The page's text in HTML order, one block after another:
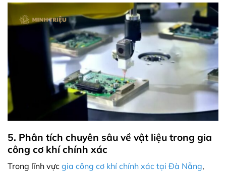
5. Phân tích chuyên sâu về vật liệu trong gia
công cơ khí chính xác
Trong lĩnh vực gia công cơ khí chính xác tại Đà Nẵng,